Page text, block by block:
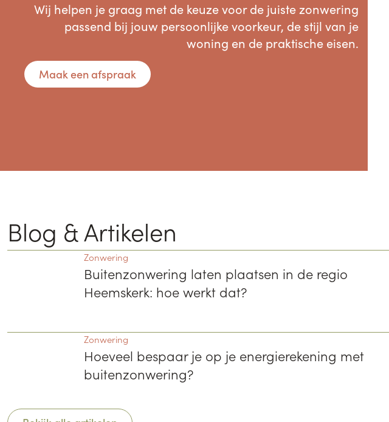
Wij helpen je graag met de keuze voor de juiste zonwering
passend bij jouw persoonlijke voorkeur, de stijl van je
woning en de praktische eisen.
Maak een afspraak
Blog & Artikelen
Zonwering
Buitenzonwering laten plaatsen in de regio
Heemskerk: hoe werkt dat?
Zonwering
Hoeveel bespaar je op je energierekening met
buitenzonwering?